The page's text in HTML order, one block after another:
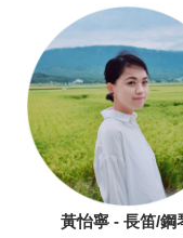
黃怡寧 - 長笛/鋼